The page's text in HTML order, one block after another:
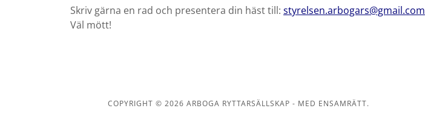
Skriv gärna en rad och presentera din häst till: styrelsen.arbogars@gmail.com
Väl mött!
COPYRIGHT © 2026 ARBOGA RYTTARSÄLLSKAP - MED ENSAMRÄTT.